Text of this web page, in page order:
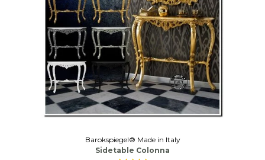
Barokspiegel® Made in Italy
Sidetable Colonna